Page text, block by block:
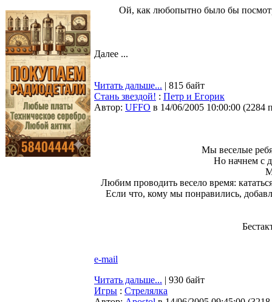
Ой, как любопытно было бы
Далее ...
Читать дальше... | 815 байт
Стань звездой! : Петр и Егорик
Автор: UFFO в 14/06/2005 10:00:00 (2284
Мы веселые
Но начнем с
Любим проводить весело время:
Если что, кому мы понравились,
e-mail
Читать дальше... | 930 байт
Игры : Стрелялка